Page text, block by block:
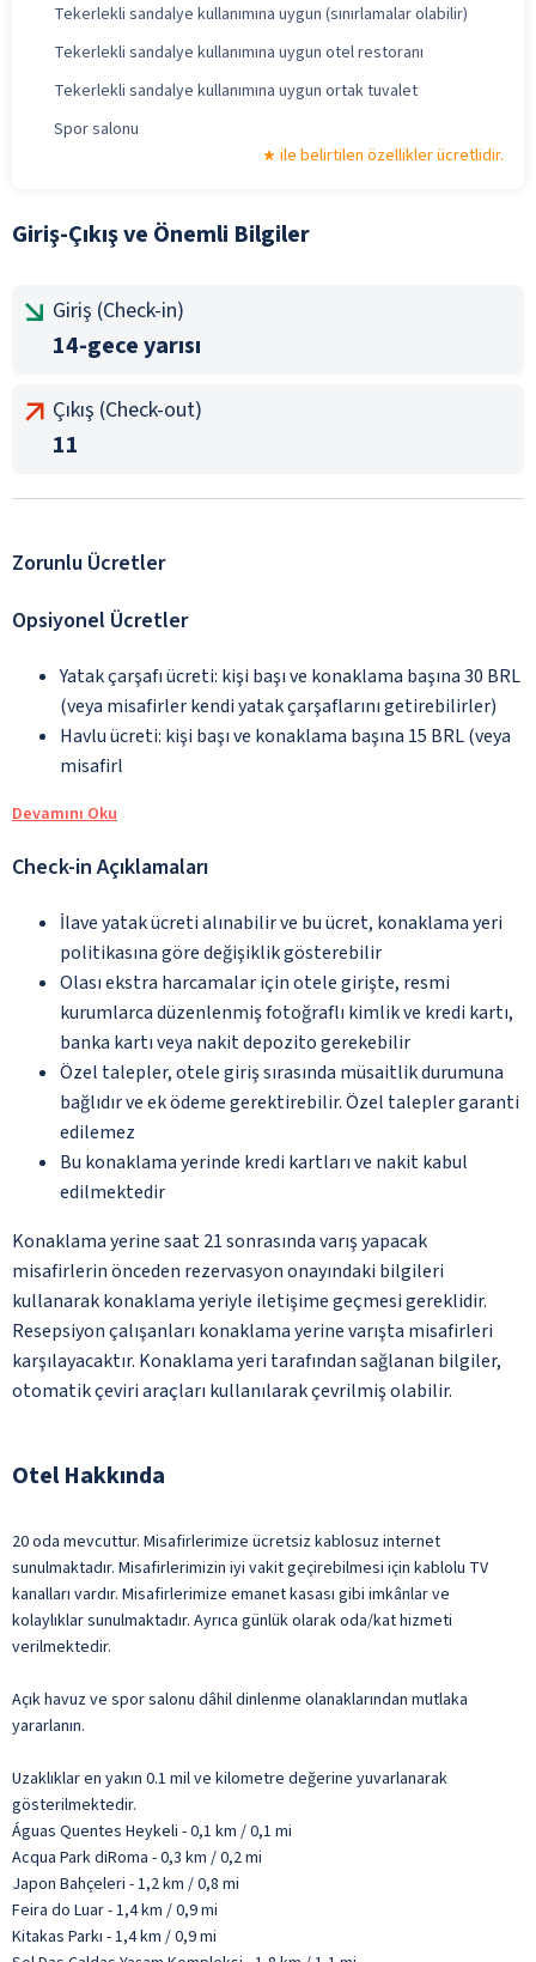
Tekerlekli sandalye kullanımına uygun (sınırlamalar olabilir)
Tekerlekli sandalye kullanımına uygun otel restoranı
Tekerlekli sandalye kullanımına uygun ortak tuvalet
Spor salonu
ile belirtilen özellikler ücretlidir.
Giriş-Çıkış ve Önemli Bilgiler
Giriş (Check-in)
14-gece yarısı
Çıkış (Check-out)
11
Zorunlu Ücretler
Opsiyonel Ücretler
Yatak çarşafı ücreti: kişi başı ve konaklama başına 30 BRL
(veya misafirler kendi yatak çarşaflarını getirebilirler)
Havlu ücreti: kişi başı ve konaklama başına 15 BRL (veya
misafirl
Devamını Oku
Check-in Açıklamaları
İlave yatak ücreti alınabilir ve bu ücret, konaklama yeri
politikasına göre değişiklik gösterebilir
Olası ekstra harcamalar için otele girişte, resmi
kurumlarca düzenlenmiş fotoğraflı kimlik ve kredi kartı,
banka kartı veya nakit depozito gerekebilir
Özel talepler, otele giriş sırasında müsaitlik durumuna
bağlıdır ve ek ödeme gerektirebilir. Özel talepler garanti
edilemez
Bu konaklama yerinde kredi kartları ve nakit kabul
edilmektedir
Konaklama yerine saat 21 sonrasında varış yapacak
misafirlerin önceden rezervasyon onayındaki bilgileri
kullanarak konaklama yeriyle iletişime geçmesi gereklidir.
Resepsiyon çalışanları konaklama yerine varışta misafirleri
karşılayacaktır. Konaklama yeri tarafından sağlanan bilgiler,
otomatik çeviri araçları kullanılarak çevrilmiş olabilir.
Otel Hakkında
20 oda mevcuttur. Misafirlerimize ücretsiz kablosuz internet
sunulmaktadır. Misafirlerimizin iyi vakit geçirebilmesi için kablolu TV
kanalları vardır. Misafirlerimize emanet kasası gibi imkânlar ve
kolaylıklar sunulmaktadır. Ayrıca günlük olarak oda/kat hizmeti
verilmektedir.
Açık havuz ve spor salonu dâhil dinlenme olanaklarından mutlaka
yararlanın.
Uzaklıklar en yakın 0.1 mil ve kilometre değerine yuvarlanarak
gösterilmektedir.
Águas Quentes Heykeli - 0,1 km / 0,1 mi
Acqua Park diRoma - 0,3 km / 0,2 mi
Japon Bahçeleri - 1,2 km / 0,8 mi
Feira do Luar - 1,4 km / 0,9 mi
Kitakas Parkı - 1,4 km / 0,9 mi